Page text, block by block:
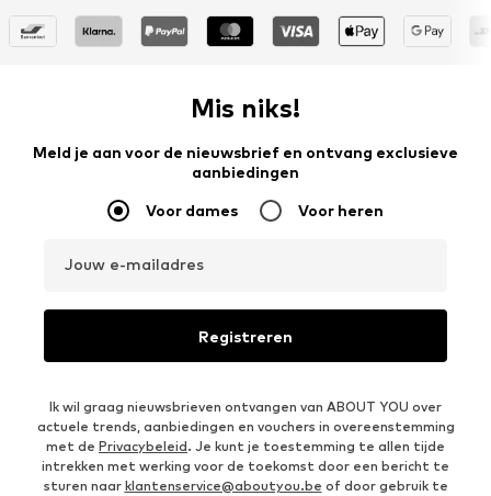
Mis niks!
Meld je aan voor de nieuwsbrief en ontvang exclusieve
aanbiedingen
Voor dames Voor heren
Jouw e-mailadres
Registreren
Ik wil graag nieuwsbrieven ontvangen van ABOUT YOU over
actuele trends, aanbiedingen en vouchers in overeenstemming
met de Privacybeleid. Je kunt je toestemming te allen tijde
intrekken met werking voor de toekomst door een bericht te
sturen naar klantenservice@aboutyou.be of door gebruik te